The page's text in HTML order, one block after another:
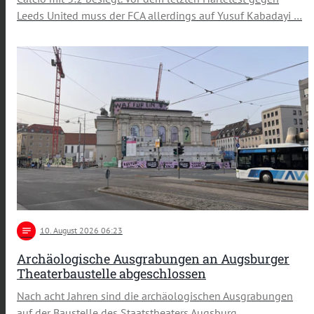
Leeds United muss der FCA allerdings auf Yusuf Kabadayi …
notes 10. August 2026 06:23
Archäologische Ausgrabungen an Augsburger
Theaterbaustelle abgeschlossen
Nach acht Jahren sind die archäologischen Ausgrabungen